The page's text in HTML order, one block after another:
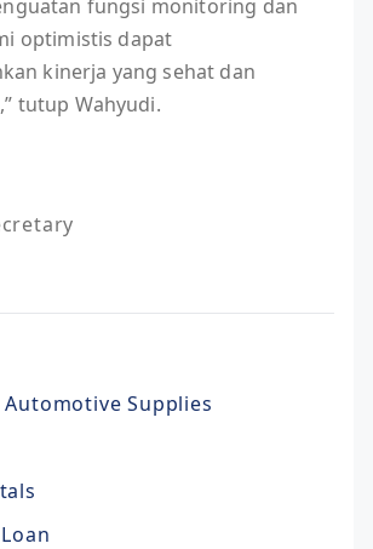
fungsi monitoring dan
optimistis dapat
kinerja yang sehat dan
tutup Wahyudi.
Supplies